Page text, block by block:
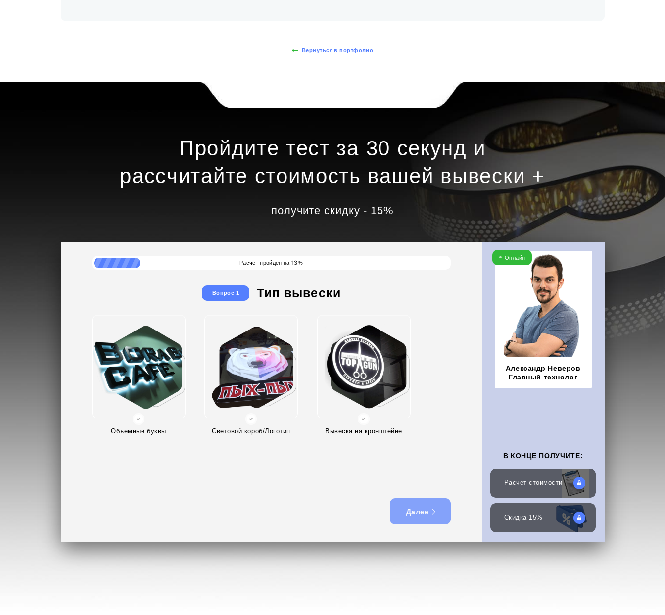
Вернуться в портфолио
Пройдите тест за 30 секунд и
рассчитайте стоимость вашей вывески +
получите скидку - 15%
Расчет пройден на13%
Вопрос 1 Тип вывески
Объемные буквы Световой короб/Логотип Вывеска на кронштейне
Далее
Онлайн
Александр Неверов
Главный технолог
В КОНЦЕ ПОЛУЧИТЕ:
Расчет стоимости
Скидка 15%